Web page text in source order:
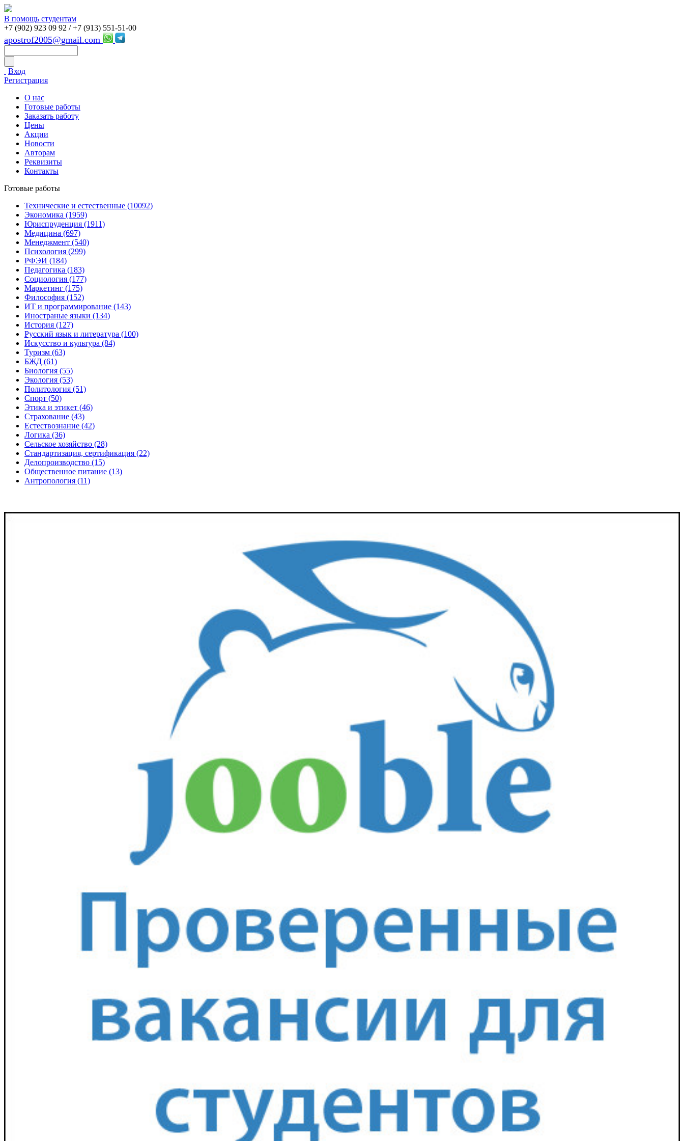
В помощь студентам
+7 (902) 923 09 92 /+7 (913) 551-51-00
apostrof2005@gmail.com
Вход
Регистрация
О нас
Готовые работы
Заказать работу
Цены
Акции
Новости
Авторам
Реквизиты
Контакты
Готовые работы
Технические и естественные (10092)
Экономика (1959)
Юриспруденция (1911)
Медицина (697)
Менеджмент (540)
Психология (299)
РФЭИ (184)
Педагогика (183)
Социология (177)
Маркетинг (175)
Философия (152)
ИТ и программирование (143)
Иностраные языки (134)
История (127)
Русский язык и литература (100)
Искусство и культура (84)
Туризм (63)
БЖД (61)
Биология (55)
Экология (53)
Политология (51)
Спорт (50)
Этика и этикет (46)
Страхование (43)
Естествознание (42)
Логика (36)
Сельское хозяйство (28)
Стандартизация, сертификация (22)
Делопроизводство (15)
Общественное питание (13)
Антропология (11)